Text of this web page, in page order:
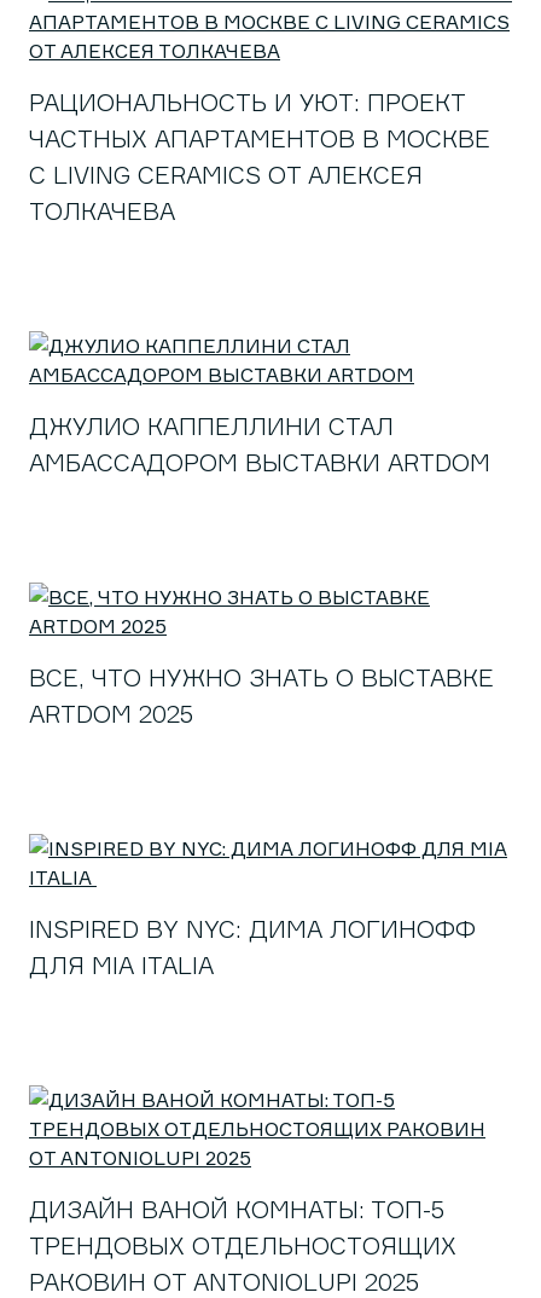
РАЦИОНАЛЬНОСТЬ И УЮТ: ПРОЕКТ
ЧАСТНЫХ АПАРТАМЕНТОВ В МОСКВЕ
С LIVING CERAMICS ОТ АЛЕКСЕЯ
ТОЛКАЧЕВА
ДЖУЛИО КАППЕЛЛИНИ СТАЛ
АМБАССАДОРОМ ВЫСТАВКИ ARTDOM
ВСЕ, ЧТО НУЖНО ЗНАТЬ О ВЫСТАВКЕ
ARTDOM 2025
INSPIRED BY NYC: ДИМА ЛОГИНОФФ
ДЛЯ MIA ITALIA
ДИЗАЙН ВАНОЙ КОМНАТЫ: ТОП-5
ТРЕНДОВЫХ ОТДЕЛЬНОСТОЯЩИХ
РАКОВИН ОТ ANTONIOLUPI 2025